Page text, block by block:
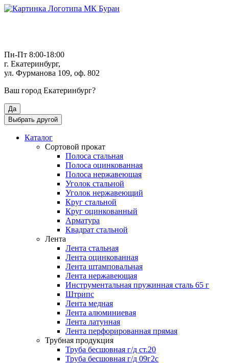
Пн-Пт 8:00-18:00
г. Екатеринбург,
ул. Фурманова 109, оф. 802
Ваш город Екатеринбург?
Да
Выбрать другой
Каталог
Сортовой прокат
Полоса стальная
Полоса оцинкованная
Полоса нержавеющая
Уголок стальной
Уголок нержавеющий
Круг стальной
Круг оцинкованный
Арматура
Квадрат стальной
Лента
Лента стальная
Лента оцинкованная
Лента штамповальная
Лента нержавеющая
Инструментальная пружинная сталь 65 г
Штрипс
Лента медная
Лента алюминиевая
Лента латунная
Лента перфорированная прямая
Трубная продукция
Труба бесшовная г/д ст.20
Труба бесшовная г/д 09г2с